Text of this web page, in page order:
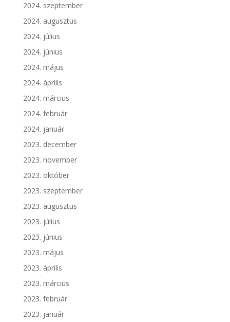
2024. szeptember
2024. augusztus
2024. július
2024. június
2024. május
2024. április
2024. március
2024. február
2024. január
2023. december
2023. november
2023. október
2023. szeptember
2023. augusztus
2023. július
2023. június
2023. május
2023. április
2023. március
2023. február
2023. január